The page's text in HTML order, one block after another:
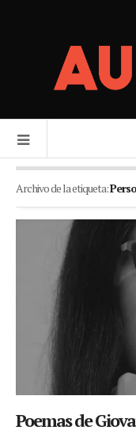
Archivo de la etiqueta:
Poemas de